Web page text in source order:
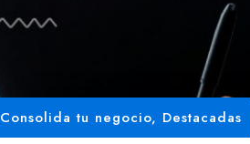
Consolida tu negocio, Destacadas